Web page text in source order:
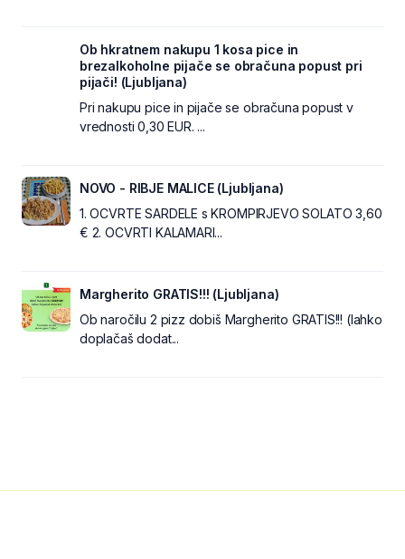
Ob hkratnem nakupu 1 kosa pice in
brezalkoholne pijače se obračuna popust pri
pijači! (Ljubljana)
Pri nakupu pice in pijače se obračuna popust v
vrednosti 0,30 EUR. ...
NOVO - RIBJE MALICE (Ljubljana)
1. OCVRTE SARDELE s KROMPIRJEVO SOLATO 3,60
€ 2. OCVRTI KALAMARI...
Margherito GRATIS!!! (Ljubljana)
Ob naročilu 2 pizz dobiš Margherito GRATIS!!! (lahko
doplačaš dodat...